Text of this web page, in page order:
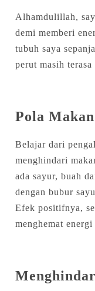
Alhamdulillah,
demi memberi
tubuh saya
perut masih
Pola
Belajar dari
menghindari
ada sayur, buah
dengan bubur
Efek positifnya,
menghemat